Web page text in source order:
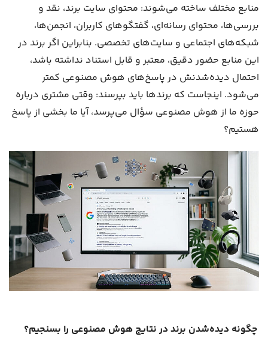
منابع مختلف ساخته می‌شوند: محتوای سایت برند، نقد و
بررسی‌ها، محتوای رسانه‌ای، گفتگوهای کاربران، انجمن‌ها،
شبکه‌های اجتماعی و سایت‌های تخصصی. بنابراین اگر برند در
این منابع حضور دقیق، معتبر و قابل استناد نداشته باشد،
احتمال دیده‌شدنش در پاسخ‌های هوش مصنوعی کمتر
می‌شود. اینجاست که برندها باید بپرسند: وقتی مشتری درباره
حوزه ما از هوش مصنوعی سؤال می‌پرسد، آیا ما بخشی از پاسخ
هستیم؟
چگونه دیده‌شدن برند در نتایج هوش مصنوعی را بسنجیم؟